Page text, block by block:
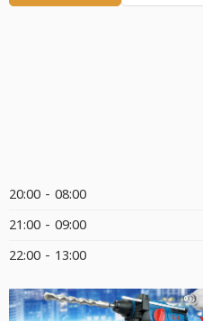
08:00 - 20:00
09:00 - 21:00
13:00 - 22:00